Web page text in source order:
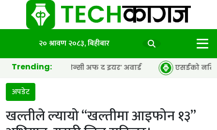
२० श्रावण २०८३, बिहीबार
Trending:
एजेन्सी अफ द इयर’ अवार्ड एसईको नतिजा सार्वजनिक,
अपडेट
खल्तीले ल्यायो “खल्तीमा आइफोन १३”